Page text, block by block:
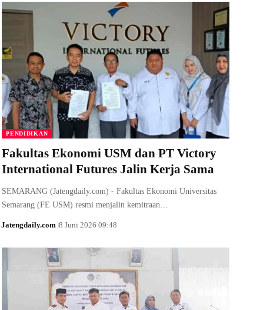
PENDIDIKAN
Fakultas Ekonomi USM dan PT Victory
International Futures Jalin Kerja Sama
SEMARANG (Jatengdaily.com) - Fakultas Ekonomi Universitas
Semarang (FE USM) resmi menjalin kemitraan…
Jatengdaily.com 8 Juni 2026 09:48